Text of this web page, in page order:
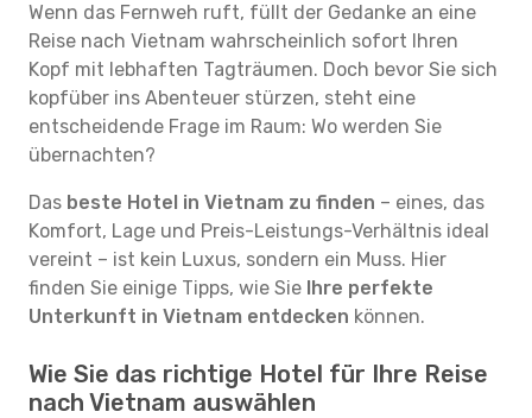
Wenn das Fernweh ruft, füllt der Gedanke an eine
Reise nach Vietnam wahrscheinlich sofort Ihren
Kopf mit lebhaften Tagträumen. Doch bevor Sie sich
kopfüber ins Abenteuer stürzen, steht eine
entscheidende Frage im Raum: Wo werden Sie
übernachten?
Das beste Hotel in Vietnam zu finden – eines, das
Komfort, Lage und Preis-Leistungs-Verhältnis ideal
vereint – ist kein Luxus, sondern ein Muss. Hier
finden Sie einige Tipps, wie Sie Ihre perfekte
Unterkunft in Vietnam entdecken können.
Wie Sie das richtige Hotel für Ihre Reise
nach Vietnam auswählen